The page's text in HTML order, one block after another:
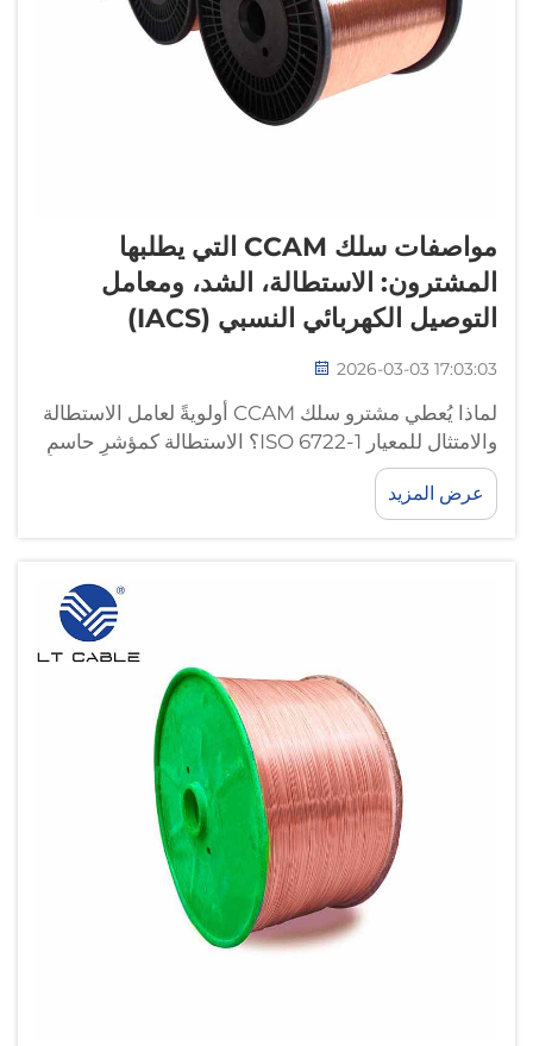
مواصفات سلك CCAM التي يطلبها
المشترون: الاستطالة، الشد، ومعامل
التوصيل الكهربائي النسبي (IACS)
2026-03-03 17:03:03
لماذا يُعطي مشترو سلك CCAM أولويةً لعامل الاستطالة
والامتثال للمعيار ISO 6722-1؟ الاستطالة كمؤشرٍ حاسمٍ
على المتانة في حزم الأسلاك المستخدمة في أنظمة
السيارات ضمن بيئات التغير الحراري الدوري. وقدرة
السلك على التمدد قبل الانقطاع تُعرف باسم الاستطالة...
عرض المزيد